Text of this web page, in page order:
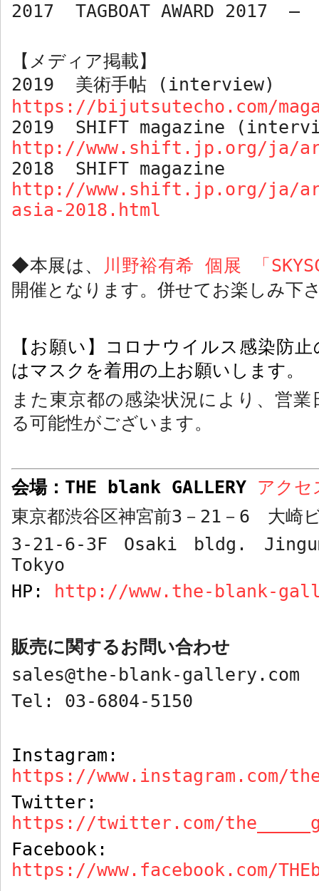
2017 TAGBOAT AWARD 2017
【メディア掲載】
2019 美術手帖
(interview)
https://bijutsutecho.com/
2019 SHIFT magazine
http://www.shift.jp.org/ja/
2018 SHIFT magazine
http://www.shift.jp.org/ja/
asia-2018.html
◆本展は、 川野裕有希 個展 「
開催となります。併せてお楽しみ下
【お願い】コロナウイルス感染防
はマスクを着用の上お願いします。
また東京都の感染状況により、営
る可能性がございます。
会場： THE blank GALLERY アク
東京都渋谷区神宮前3 － 21 － 6 大崎
3-21-6-3F Osaki bldg.
Tokyo
HP:
http://www.the-blank-
販売に関するお問い合わせ
sales@the-blank-gallery.com
Tel: 03-6804-5150
Instagram:
https://www.instagram.com/
Twitter:
https://twitter.com/
Facebook:
https://www.facebook.com/